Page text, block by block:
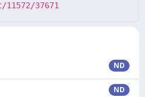
37671
ND
ND